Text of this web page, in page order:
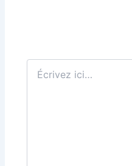
Écrivez
ici…